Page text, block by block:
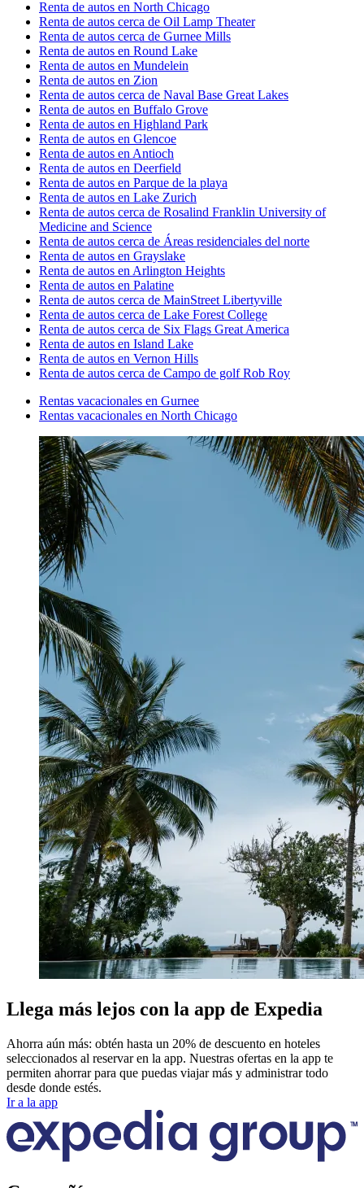
Renta de autos en North Chicago
Renta de autos cerca de Oil Lamp Theater
Renta de autos cerca de Gurnee Mills
Renta de autos en Round Lake
Renta de autos en Mundelein
Renta de autos en Zion
Renta de autos cerca de Naval Base Great Lakes
Renta de autos en Buffalo Grove
Renta de autos en Highland Park
Renta de autos en Glencoe
Renta de autos en Antioch
Renta de autos en Deerfield
Renta de autos en Parque de la playa
Renta de autos en Lake Zurich
Renta de autos cerca de Rosalind Franklin University of
Medicine and Science
Renta de autos cerca de Áreas residenciales del norte
Renta de autos en Grayslake
Renta de autos en Arlington Heights
Renta de autos en Palatine
Renta de autos cerca de MainStreet Libertyville
Renta de autos cerca de Lake Forest College
Renta de autos cerca de Six Flags Great America
Renta de autos en Island Lake
Renta de autos en Vernon Hills
Renta de autos cerca de Campo de golf Rob Roy
Rentas vacacionales en Gurnee
Rentas vacacionales en North Chicago
Llega más lejos con la app de Expedia
Ahorra aún más: obtén hasta un 20% de descuento en hoteles
seleccionados al reservar en la app. Nuestras ofertas en la app te
permiten ahorrar para que puedas viajar más y administrar todo
desde donde estés.
Ir a la app